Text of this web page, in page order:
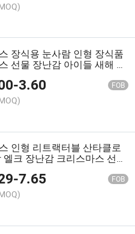
장식용 눈사람 인형 장식품
선물 장난감 아이들 새해 산
-3.60 FOB
인형 리트랙터블 산타클로
엘크 장난감 크리스마스 선물
-7.65 FOB